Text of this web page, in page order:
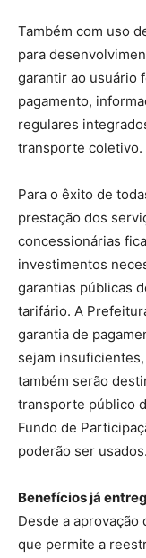
Também com uso
para
garantir ao usuário
pagamento,
regulares
transporte coletivo.
Para o êxito de
prestação dos
concessionárias
investimentos
garantias públicas
tarifário. A
garantia de
sejam
também serão
transporte público
Fundo de
poderão ser usados.
Benefícios já
Desde a aprovação
que permite a